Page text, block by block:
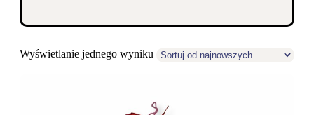
Wyświetlanie jednego wyniku